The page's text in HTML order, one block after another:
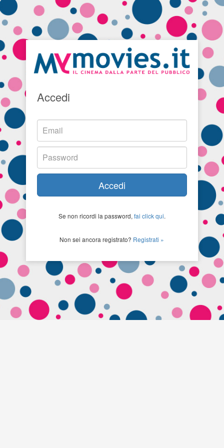
Accedi
Accedi
Se non ricordi la password, fai click qui.
Non sei ancora registrato? Registrati »